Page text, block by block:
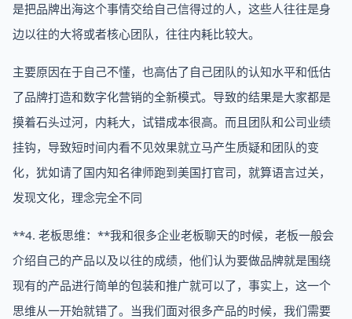
是把品牌出海这个事情交给自己信得过的人，这些人往往是身
边以往的大将或者核心团队，往往内耗比较大。
主要原因在于自己不懂，也高估了自己团队的认知水平和低估
了品牌打造和数字化营销的全新模式。导致的结果是大家都是
摸着石头过河，内耗大，试错成本很高。而且团队和公司业绩
挂钩，导致短时间内看不见效果就立马产生质疑和团队的变
化，犹如请了国内知名律师跑到美国打官司，就算语言过关，
发现文化，理念完全不同
**4. 老板思维：**我和很多企业老板聊天的时候，老板一般会
介绍自己的产品以及以往的成绩，他们认为要做品牌就是围绕
现有的产品进行简单的包装和推广就可以了，事实上，这一个
思维从一开始就错了。当我们面对很多产品的时候，我们需要